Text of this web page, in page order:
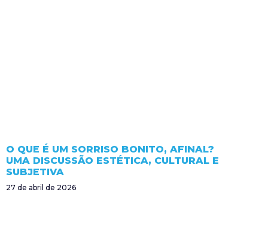
O QUE É UM SORRISO BONITO, AFINAL?
UMA DISCUSSÃO ESTÉTICA, CULTURAL E
SUBJETIVA
27 de abril de 2026